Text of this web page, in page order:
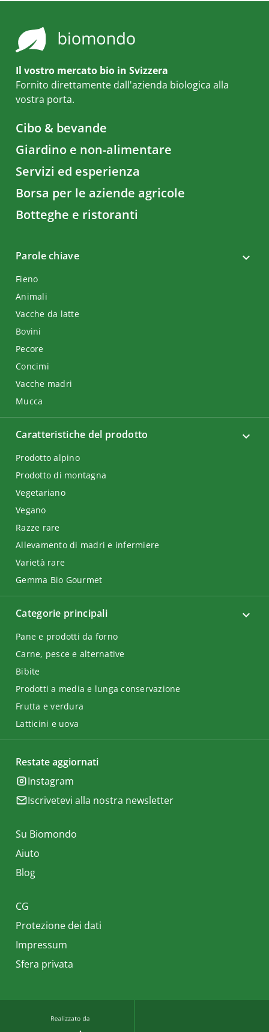
Il vostro mercato bio in Svizzera
Fornito direttamente dall'azienda biologica alla
vostra porta.
Cibo & bevande
Giardino e non-alimentare
Servizi ed esperienza
Borsa per le aziende agricole
Botteghe e ristoranti
Parole chiave
Fieno
Animali
Vacche da latte
Bovini
Pecore
Concimi
Vacche madri
Mucca
Categorie principali
Pane e prodotti da forno
Carne, pesce e alternative
Bibite
Prodotti a media e lunga conservazione
Frutta e verdura
Latticini e uova
Caratteristiche del prodotto
Prodotto alpino
Prodotto di montagna
Vegetariano
Vegano
Razze rare
Allevamento di madri e infermiere
Varietà rare
Gemma Bio Gourmet
Restate aggiornati
Instagram
Iscrivetevi alla nostra newsletter
Su Biomondo
Aiuto
Blog
CG
Protezione dei dati
Impressum
Sfera privata